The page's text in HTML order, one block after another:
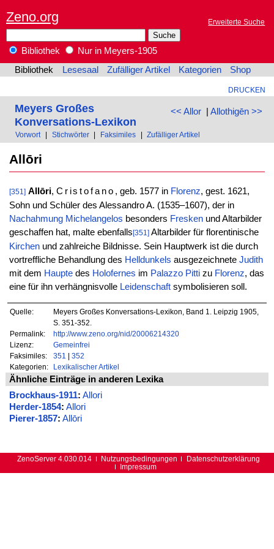
Zeno.org Erweiterte Suche
Bibliothek
Nur in Meyers-1905
Bibliothek
Lesesaal Zufälliger Artikel Kategorien Shop
DRUCKEN
<< Allor| Allothigēn >>
Meyers Großes
Konversations-Lexikon
Vorwort Stichwörter Faksimiles Zufälliger Artikel
Allōri
[351] Allōri, Cristofano , geb. 1577 in Florenz, gest. 1621,
Sohn und Schüler des Alessandro A. (1535–1607), der in
Nachahmung Michelangelos besonders Freskenund Altarbilder
geschaffen hat, malte ebenfalls [351]Altarbilder für florentinische
Kirchenund zahlreiche Bildnisse. Sein Hauptwerk ist die durch
vortreffliche Behandlung des Helldunkels ausgezeichnete Judith
mit dem Hauptedes Holofernes im Palazzo Pittizu Florenz, das
eine für ihn verhängnisvolle Leidenschaftsymbolisieren soll.
Quelle:
Meyers Großes Konversations-Lexikon, Band 1. Leipzig 1905,
S. 351-352.
Permalink:
http://www.zeno.org/nid/20006214320
Lizenz:
Gemeinfrei
Faksimiles:
351 | 352
Kategorien:
Lexikalischer Artikel
Ähnliche Einträge in anderen Lexika
Brockhaus-1911: Allori
Herder-1854: Allori
Pierer-1857: Allōri
ZenoServer 4.030.014 Nutzungsbedingungen
Datenschutzerklärung
Impressum